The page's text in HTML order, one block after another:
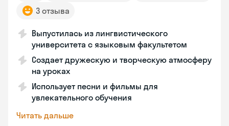
3 отзыва
Выпустилась из лингвистического
университета с языковым факультетом
Создает дружескую и творческую атмосферу
на уроках
Использует песни и фильмы для
увлекательного обучения
Читать дальше